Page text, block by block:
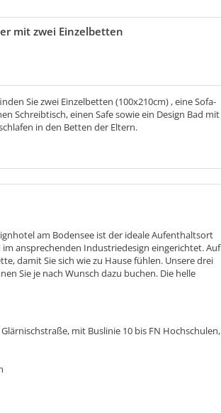
mit zwei Einzelbetten
Sie zwei Einzelbetten (100x210cm) , eine Sofa-
Schreibtisch, einen Safe sowie ein Design Bad mit
in den Betten der Eltern.
am Bodensee ist der ideale Aufenthaltsort
ansprechenden Industriedesign eingerichtet. Auf
damit Sie sich wie zu Hause fühlen. Unsere drei
Sie je nach Wunsch dazu buchen. Die helle
mit Buslinie 10 bis FN Hochschulen,